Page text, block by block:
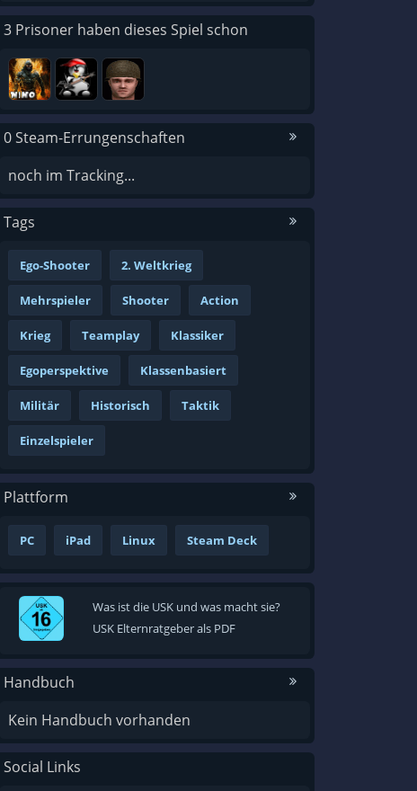
3 Prisoner haben dieses Spiel schon
0 Steam-Errungenschaften
noch im Tracking...
Tags
Ego-Shooter 2. Weltkrieg
Mehrspieler Shooter Action
Krieg Teamplay Klassiker
Egoperspektive Klassenbasiert
Militär Historisch Taktik
Einzelspieler
Plattform
PC iPad Linux Steam Deck
Was ist die USK und was macht sie?
USK Elternratgeber als PDF
Handbuch
Kein Handbuch vorhanden
Social Links